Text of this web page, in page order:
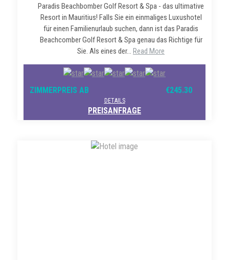
Paradis Beachbomber Golf Resort & Spa - das ultimative
Resort in Mauritius! Falls Sie ein einmaliges Luxushotel
für einen Familienurlaub suchen, dann ist das Paradis
Beachcomber Golf Resort & Spa genau das Richtige für
Sie. Als eines der... Read More
ZIMMERPREIS AB €245.30
DETAILS
PREISANFRAGE